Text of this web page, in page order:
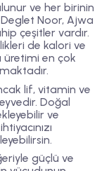
ve her birinin
Deglet Noor, Ajwa
çeşitler vardır.
de kalori ve
üretimi en çok
lif, vitamin ve
Doğal
ve
güçlü ve